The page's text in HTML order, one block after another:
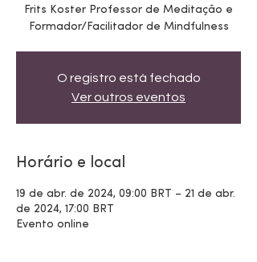
Frits Koster Professor de Meditação e
Formador/Facilitador de Mindfulness
O registro está fechado
Ver outros eventos
Horário e local
19 de abr. de 2024, 09:00 BRT – 21 de abr.
de 2024, 17:00 BRT
Evento online